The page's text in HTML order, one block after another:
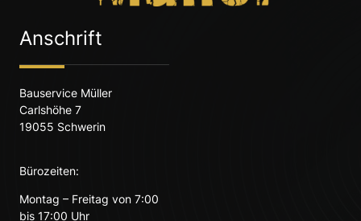
Anschrift
Bauservice Müller
Carlshöhe 7
19055 Schwerin
Bürozeiten:
Montag – Freitag von 7:00
bis 17:00 Uhr